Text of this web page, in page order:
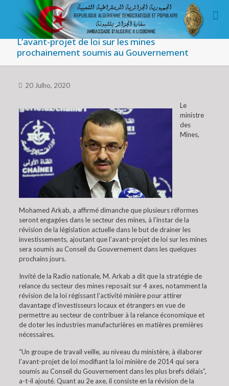
L’avant-projet de loi sur les mines
prochainement soumis au Gouvernement
20 Julho, 2020
Le
ministre
des
Mines,
Mohamed Arkab, a affirmé dimanche que plusieurs réformes
seront engagées dans le secteur des mines, à l’instar de la
révision de la législation actuelle dans le but de drainer les
investissements, ajoutant que l’avant-projet de loi sur les mines
sera soumis au Conseil du Gouvernement dans les quelques
prochains jours.
Invité de la Radio nationale, M. Arkab a dit que la stratégie de
relance du secteur des mines reposait sur 4 axes, notamment la
révision de la loi régissant l’activité minière pour attirer
davantage d’investisseurs locaux et étrangers en vue de
permettre au secteur de contribuer à la relance économique et
de doter les industries manufacturières en matières premières
nécessaires.
“Un groupe de travail veille, au niveau du ministère, à élaborer
l’avant-projet de loi modifiant la loi minière de 2014 qui sera
soumis au Conseil du Gouvernement dans les plus brefs délais”,
a-t-il ajouté. Quant au 2e axe, il consiste en la révision de la